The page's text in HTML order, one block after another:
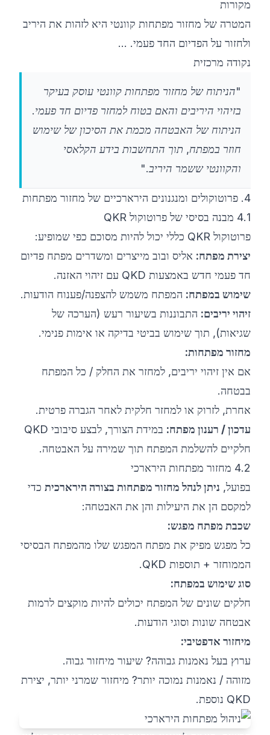
מקורות
המטרה של מחזור מפתחות קוונטי היא לזהות את היריב
ולחזור על הפדיום החד פעמי. ...
נקודה מרכזית
"הניתוח של מחזור מפתחות קוונטי עוסק בעיקר
בזיהוי היריבים והאם בטוח למחזר פדיום חד פעמי.
הניתוח של האבטחה מכמת את הסיכון של שימוש
חוזר במפתח, תוך התחשבות בידע הקלאסי
והקוונטי ששמר היריב."
4. פרוטוקולים ומנגנונים הירארכיים של מחזור מפתחות
4.1 מבנה בסיסי של פרוטוקול QKR
פרוטוקול QKR כללי יכול להיות מסוכם כפי שמופיע:
יצירת מפתח: אליס ובוב מייצרים ומשדרים מפתח פדיום
חד פעמי חדש באמצעות QKD עם זיהוי האזנה.
שימוש במפתח: המפתח משמש להצפנה/פענוח הודעות.
זיהוי יריבים: התבוננות בשיעור רעש (הערכה של
שגיאות), תוך שימוש בביטי בדיקה או אימות פנימי.
מחזור מפתחות:
אם אין זיהוי יריבים, למחזר את החלק / כל המפתח
בבטחה.
אחרת, לזרוק או למחזר חלקית לאחר הגברה פרטית.
עדכון / רענון מפתח:
במידת הצורך, לבצע סיבובי QKD
חלקיים להשלמת המפתח תוך שמירה על האבטחה.
4.2 מחזור מפתחות הירארכי
בפועל, ניתן לנהל מחזור מפתחות בצורה הירארכית כדי
למקסם הן את היעילות והן את האבטחה:
שכבת מפתח מפגש:
כל מפגש מפיק את מפתח המפגש שלו מהמפתח הבסיסי
הממוחזר + תוספות QKD.
סוג שימוש במפתח:
חלקים שונים של המפתח יכולים להיות מוקצים לרמות
אבטחה שונות וסוגי הודעות.
מיחזור אדפטיבי:
ערוץ בעל נאמנות גבוהה? שיעור מיחזור גבוה.
מזוהה / נאמנות נמוכה יותר? מיחזור שמרני יותר, יצירת
QKD נוספת.